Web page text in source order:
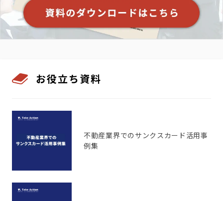
お役立ち資料
不動産業界でのサンクスカード活用事
例集